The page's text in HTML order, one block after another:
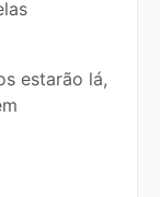
estarão lá,